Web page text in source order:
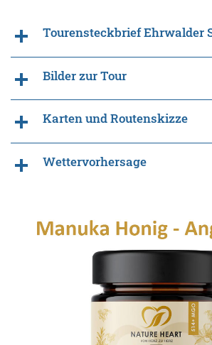
Tourensteckbrief Ehrwalder
Bilder zur Tour
Karten und Routenskizze
Wettervorhersage